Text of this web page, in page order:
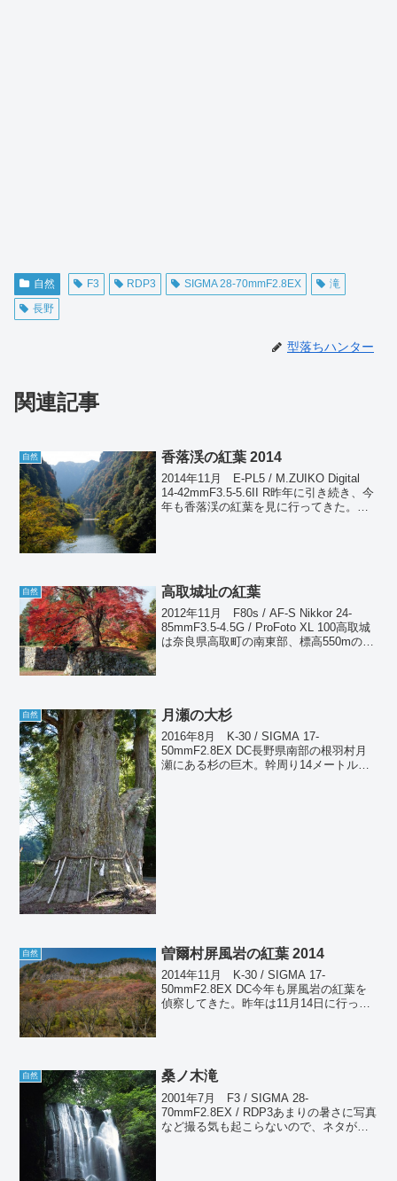
自然 F3 RDP3 SIGMA 28-70mmF2.8EX
滝
長野
型落ちハンター
関連記事
自然 香落渓の紅葉 2014
2014年11月 E-PL5 / M.ZUIKO Digital
14-42mmF3.5-5.6II R昨年に引き続き、今
年も香落渓の紅葉を見に行ってきた。こ
自然 高取城址の紅葉
2012年11月 F80s / AF-S Nikkor 24-
85mmF3.5-4.5G / ProFoto XL 100高取城
は奈良県高取町の南東部、標高550mの山
自然 月瀬の大杉
2016年8月 K-30 / SIGMA 17-
50mmF2.8EX DC長野県南部の根羽村月
瀬にある杉の巨木。幹周り14メートル、
自然 曽爾村屏風岩の紅葉 2014
2014年11月 K-30 / SIGMA 17-
50mmF2.8EX DC今年も屏風岩の紅葉を
偵察してきた。昨年は11月14日に行って
自然 桑ノ木滝
2001年7月 F3 / SIGMA 28-
70mmF2.8EX / RDP3あまりの暑さに写真
など撮る気も起こらないので、ネタが枯